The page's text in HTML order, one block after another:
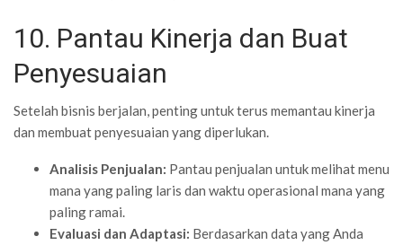
10. Pantau Kinerja dan Buat
Penyesuaian
Setelah bisnis berjalan, penting untuk terus memantau kinerja
dan membuat penyesuaian yang diperlukan.
Analisis Penjualan: Pantau penjualan untuk melihat menu
mana yang paling laris dan waktu operasional mana yang
paling ramai.
Evaluasi dan Adaptasi: Berdasarkan data yang Anda